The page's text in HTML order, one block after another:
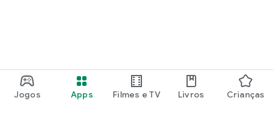
Jogos Apps Filmes e TV Livros Crianças